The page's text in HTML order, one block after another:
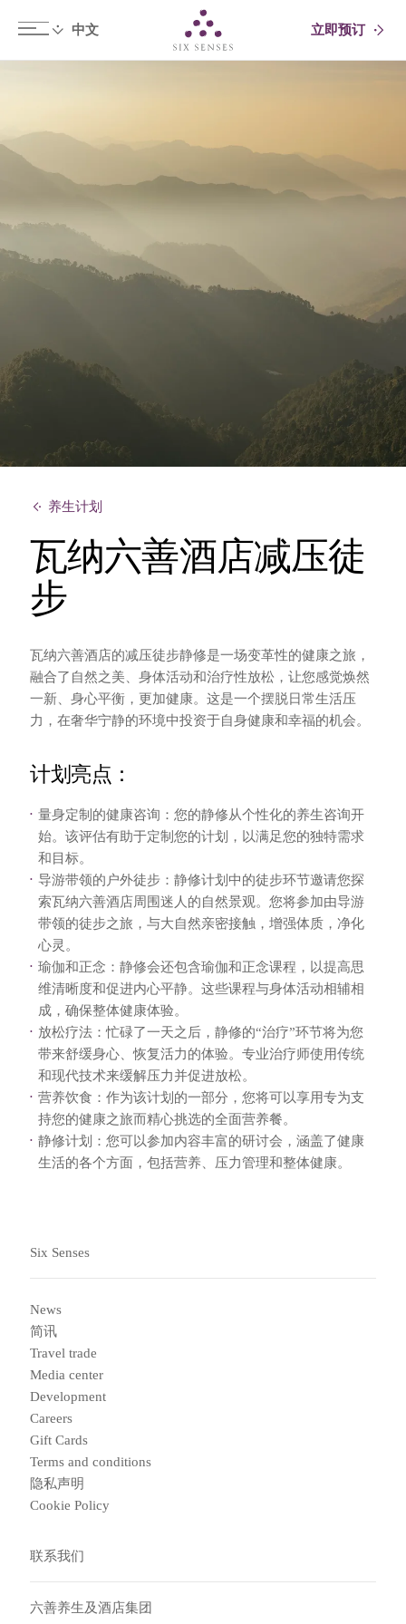
立即预订
养生计划
瓦纳六善酒店减压徒
步
瓦纳六善酒店的减压徒步静修是一场变革性的健康之旅，
融合了自然之美、身体活动和治疗性放松，让您感觉焕然
一新、身心平衡，更加健康。这是一个摆脱日常生活压
力，在奢华宁静的环境中投资于自身健康和幸福的机会。
计划亮点：
量身定制的健康咨询：您的静修从个性化的养生咨询开
始。该评估有助于定制您的计划，以满足您的独特需求
和目标。
导游带领的户外徒步：静修计划中的徒步环节邀请您探
索瓦纳六善酒店周围迷人的自然景观。您将参加由导游
带领的徒步之旅，与大自然亲密接触，增强体质，净化
心灵。
瑜伽和正念：静修会还包含瑜伽和正念课程，以提高思
维清晰度和促进内心平静。这些课程与身体活动相辅相
成，确保整体健康体验。
放松疗法：忙碌了一天之后，静修的“治疗”环节将为您
带来舒缓身心、恢复活力的体验。专业治疗师使用传统
和现代技术来缓解压力并促进放松。
营养饮食：作为该计划的一部分，您将可以享用专为支
持您的健康之旅而精心挑选的全面营养餐。
静修计划：您可以参加内容丰富的研讨会，涵盖了健康
生活的各个方面，包括营养、压力管理和整体健康。
Six Senses
News
简讯
Travel trade
Media center
Development
Careers
Gift Cards
Terms and conditions
隐私声明
Cookie Policy
联系我们
六善养生及酒店集团